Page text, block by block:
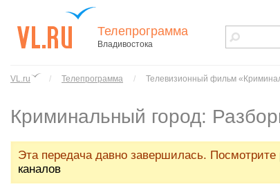
города
Владивостока
Телепрограмма
Владивостока
VL.ru / Телепрограмма / Телевизионный фильм
Криминальный город:
Эта передача давно завершилась. Посмотрите
каналов